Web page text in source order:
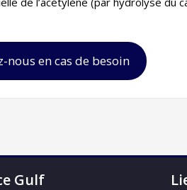
nous en cas de besoin
Gulf